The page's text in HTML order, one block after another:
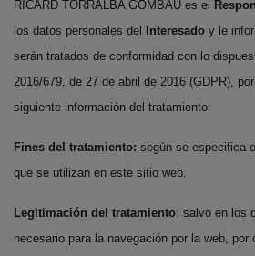
RICARD TORRALBA GOMBAU es el
los datos personales del
Interesado y le
serán tratados de conformidad con lo
2016/679, de 27 de abril de 2016 (GDPR),
siguiente información del tratamiento:
Fines del tratamiento: según se especifica
que se utilizan en este sitio web.
Legitimación del tratamiento: salvo en los
necesario para la navegación por la web, por